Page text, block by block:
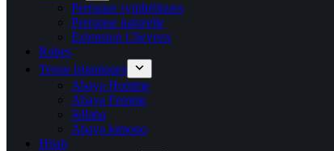
Perruque synthétiques
Perruque naturelle
Extension Cheveux
Robes
Tenue islamiques
Abaya Homme
Abaya Femme
Jellaba
Abaya kimono
Hijab